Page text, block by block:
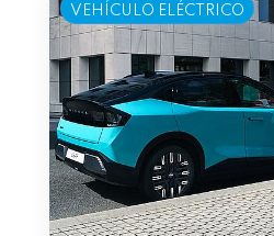
VEHÍCULO ELÉCTRICO